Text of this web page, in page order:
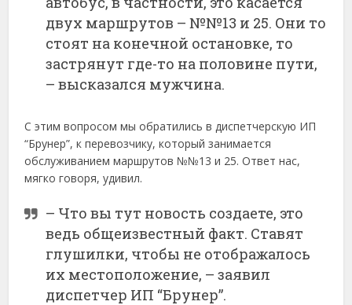
двух маршрутов – №№13 и 25. Они то
стоят на конечной остановке, то
застрянут где-то на половине пути,
– высказался мужчина.
С этим вопросом мы обратились в диспетчерскую ИП
“Брунер”, к перевозчику, который занимается
обслуживанием маршрутов №№13 и 25. Ответ нас,
мягко говоря, удивил.
– Что вы тут новость создаете, это
ведь общеизвестный факт. Ставят
глушилки, чтобы не отображалось
их местоположение, – заявил
диспетчер ИП “Брунер”.